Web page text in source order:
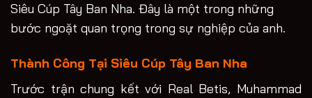
Siêu Cúp Tây Ban Nha. Đây là một trong những
bước ngoặt quan trọng trong sự nghiệp của anh.
Thành Công Tại Siêu Cúp Tây Ban Nha
Trước trận chung kết với Real Betis, Muhammad